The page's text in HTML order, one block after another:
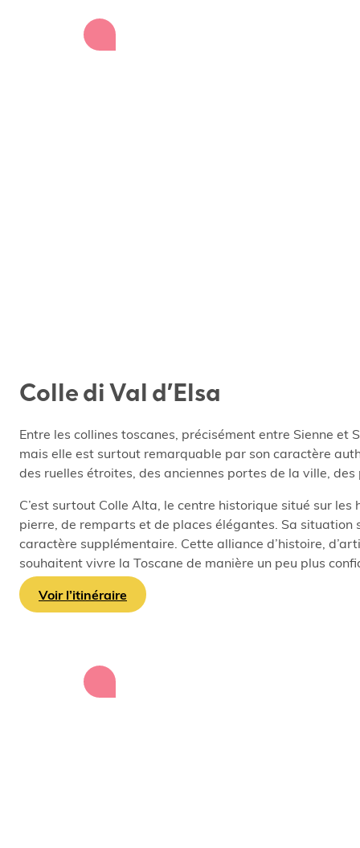
Colle di Val d’Elsa
Entre les collines toscanes, précisément entre Sienne et
mais elle est surtout remarquable par son caractère
des ruelles étroites, des anciennes portes de la ville,
C’est surtout Colle Alta, le centre historique situé sur
pierre, de remparts et de places élégantes. Sa
caractère supplémentaire. Cette alliance d’histoire,
souhaitent vivre la Toscane de manière un peu plus
Voir l’itinéraire